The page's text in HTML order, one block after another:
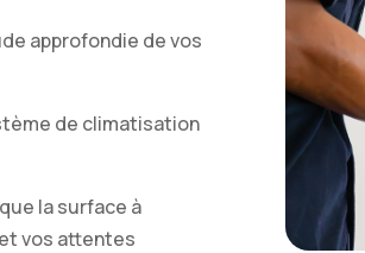
approfondie de vos
de climatisation
la surface à
vos attentes